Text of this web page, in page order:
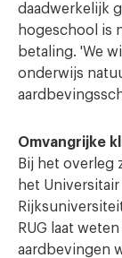
daadwerkelijk
hogeschool is
betaling. 'We
onderwijs
Omvangrijke
Bij het overleg
het
RUG laat
aardbevingen